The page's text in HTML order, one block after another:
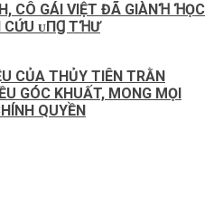
CÔ GÁI VIỆT ĐÃ GIÀNꞪ ꞪỌC
CỨU ᴜПꞬ ТꞪƯ
CỦA THỦY TIÊN TRẰN
GÓC KHUẤT, MONG MỌI
QUYỀN